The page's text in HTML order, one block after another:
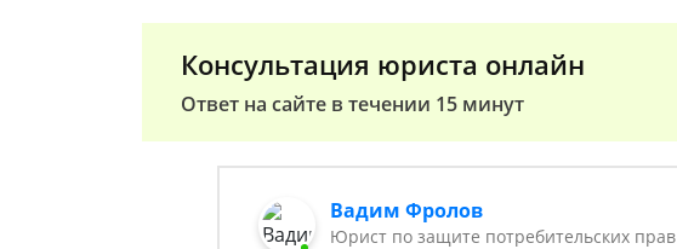
Консультация юриста онлайн
Ответ на сайте в течении 15 минут
Вадим Фролов
Юрист по защите потребительских прав